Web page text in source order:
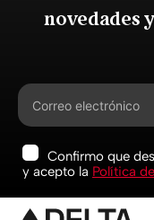
novedades
Confirmo que
y acepto la Política